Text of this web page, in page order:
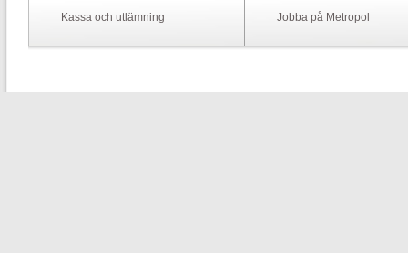
Kassa och utlämning
Jobba på Metropol